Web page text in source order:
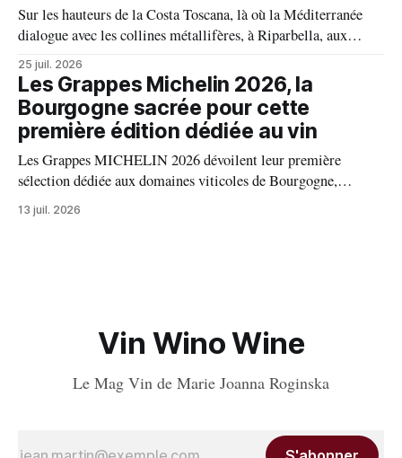
Sur les hauteurs de la Costa Toscana, là où la Méditerranée
dialogue avec les collines métallifères, à Riparbella, aux
portes de Bolgheri, Caiarossa cultive une autre idée du grand
vin, celle d'un équilibre vivant entre la terre, les cépages et le
temps.
25 juil. 2026
Les Grappes Michelin 2026, la
Bourgogne sacrée pour cette
première édition dédiée au vin
Les Grappes MICHELIN 2026 dévoilent leur première
sélection dédiée aux domaines viticoles de Bourgogne,
distinguant 94 propriétés pour l’excellence de leurs vins. Au
palmarès : 9 domaines reçoivent trois grappes, 20 deux
13 juil. 2026
Vin Wino Wine
Le Mag Vin de Marie Joanna Roginska